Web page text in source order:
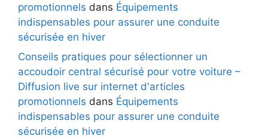
promotionnels dans Équipements
indispensables pour assurer une conduite
sécurisée en hiver
Conseils pratiques pour sélectionner un
accoudoir central sécurisé pour votre voiture –
Diffusion live sur internet d'articles
promotionnels dans Équipements
indispensables pour assurer une conduite
sécurisée en hiver